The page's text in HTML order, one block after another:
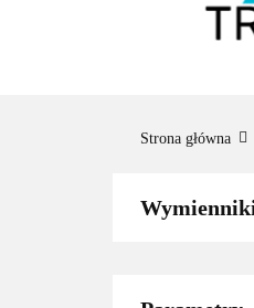
Strona główna